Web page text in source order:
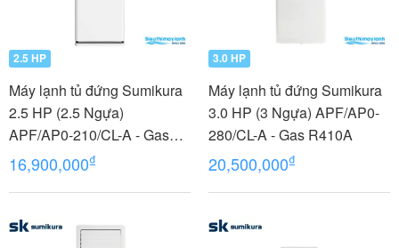
2.5 HP
Máy lạnh tủ đứng Sumikura
2.5 HP (2.5 Ngựa)
APF/AP0-210/CL-A - Gas
R410A
16,900,000₫
3.0 HP
Máy lạnh tủ đứng Sumikura
3.0 HP (3 Ngựa) APF/AP0-
280/CL-A - Gas R410A
20,500,000₫